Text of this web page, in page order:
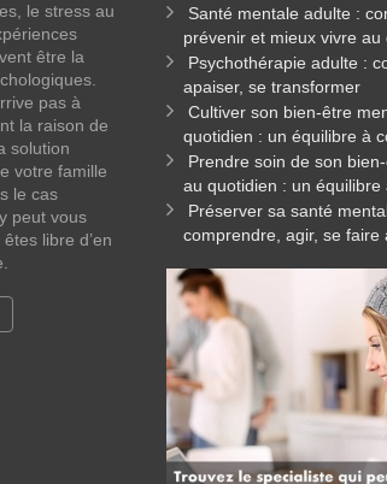
le stress au
être la
pas à
la raison de
solution
votre famille
le cas
peut vous
libre d’en
Santé mentale adulte :
prévenir et mieux vivre au
Psychothérapie adulte :
apaiser, se transformer
Cultiver son bien-être
quotidien : un équilibre à
Prendre soin de son
au quotidien : un équilibre
Préserver sa santé
comprendre, agir, se faire